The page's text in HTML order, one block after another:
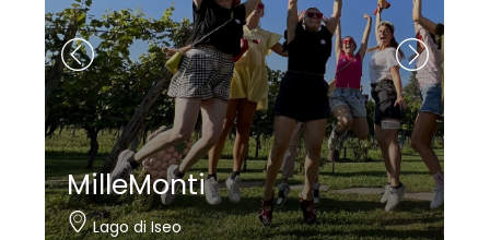
MilleMonti
Lago di Iseo